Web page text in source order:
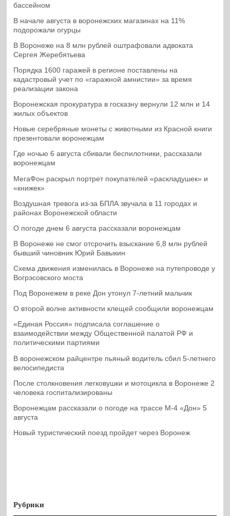
бассейном
В начале августа в воронежских магазинах на 11%
подорожали огурцы
В Воронеже на 8 млн рублей оштрафовали адвоката
Сергея Жеребятьева
Порядка 1600 гаражей в регионе поставлены на
кадастровый учет по «гаражной амнистии» за время
реализации закона
Воронежская прокуратура в госказну вернули 12 млн и 14
жилых объектов
Новые серебряные монеты с животными из Красной книги
презентовали воронежцам
Где ночью 6 августа сбивали беспилотники, рассказали
воронежцам
МегаФон раскрыл портрет покупателей «раскладушек» и
«книжек»
Воздушная тревога из-за БПЛА звучала в 11 городах и
районах Воронежской области
О погоде днем 6 августа рассказали воронежцам
В Воронеже не смог отсрочить взыскание 6,8 млн рублей
бывший чиновник Юрий Бавыкин
Схема движения изменилась в Воронеже на путепроводе у
Вогрэсовского моста
Под Воронежем в реке Дон утонул 7-летний мальчик
О второй волне активности клещей сообщили воронежцам
«Единая Россия» подписала соглашение о
взаимодействии между Общественной палатой РФ и
политическими партиями
В воронежском райцентре пьяный водитель сбил 5-летнего
велосипедиста
После столкновения легковушки и мотоцикла в Воронеже 2
человека госпитализированы
Воронежцам рассказали о погоде на трассе М-4 «Дон» 5
августа
Новый туристический поезд пройдет через Воронеж
Рубрики